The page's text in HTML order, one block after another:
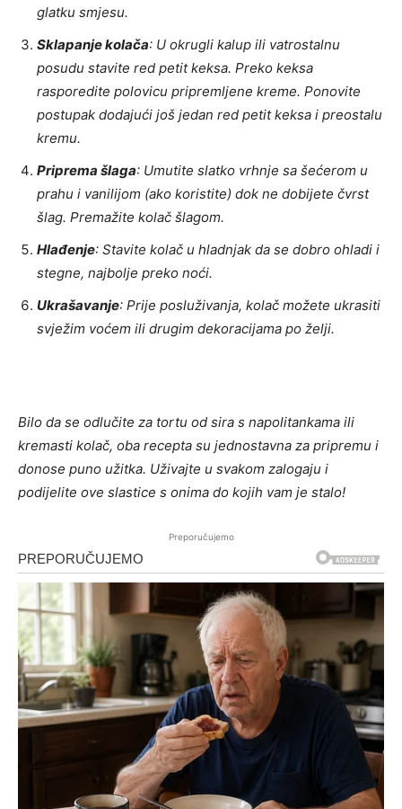
glatku smjesu.
Sklapanje kolača: U okrugli kalup ili vatrostalnu
posudu stavite red petit keksa. Preko keksa
rasporedite polovicu pripremljene kreme. Ponovite
postupak dodajući još jedan red petit keksa i preostalu
kremu.
Priprema šlaga: Umutite slatko vrhnje sa šećerom u
prahu i vanilijom (ako koristite) dok ne dobijete čvrst
šlag. Premažite kolač šlagom.
Hlađenje: Stavite kolač u hladnjak da se dobro ohladi i
stegne, najbolje preko noći.
Ukrašavanje: Prije posluživanja, kolač možete ukrasiti
svježim voćem ili drugim dekoracijama po želji.
Bilo da se odlučite za tortu od sira s napolitankama ili
kremasti kolač, oba recepta su jednostavna za pripremu i
donose puno užitka. Uživajte u svakom zalogaju i
podijelite ove slastice s onima do kojih vam je stalo!
Preporučujemo